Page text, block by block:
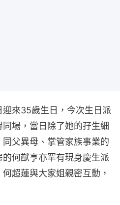
來35歲生日，今次生日派
場，當日除了她的孖生細
父異母、掌管家族事業的
何猷亨亦罕有現身慶生派
超蓮與大家姐親密互動，